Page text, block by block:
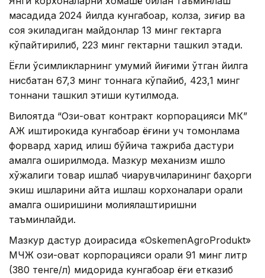
мақсадида 2024 йилда кунгабоқар, колза, зиғир ва
соя экиладиган майдонлар 13 минг гектарга
кўпайтирилиб, 223 минг гектарни ташкил этади.
Ёғли ўсимликларнинг умумий йиғими ўтган йилга
нисбатан 67,3 минг тоннага кўпайиб, 423,1 минг
тоннани ташкил этиши кутилмоқда.
Вилоятда “Озиқ-овқат контракт корпорацияси МК”
АЖ иштирокида кунгабоқар ёғини уч томонлама
форвард харид қилиш бўйича тажриба дастури
амалга оширилмоқда. Мазкур механизм қишлоқ
хўжалиги товар ишлаб чиқарувчиларининг баҳорги
экиш ишларини қайта ишлаш корхоналари орқали
амалга оширишини молиялаштиришни
таъминлайди.
Мазкур дастур доирасида «OskemenAgroProdukt»
МЧЖ озиқ-овқат корпорацияси орқали 91 минг литр
(380 тенге/л) миқдорида кунгабоқар ёғи етказиб